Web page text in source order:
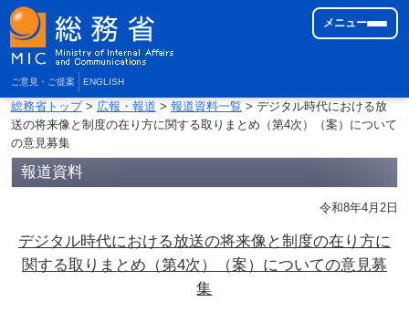
ご意見・ご提案 ENGLISH
メニュー
総務省トップ> 広報・報道 > 報道資料一覧> デジタル時代における放
送の将来像と制度の在り方に関する取りまとめ（第4次）（案）について
の意見募集
報道資料
令和8年4月2日
デジタル時代における放送の将来像と制度の在り方に
関する取りまとめ（第4次）（案）についての意見募
集